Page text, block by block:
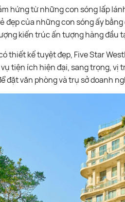
hứng từ những con sóng lấp
đẹp của những con sóng ấy
kiến trúc ấn tượng hàng đầu
thiết kế tuyệt đẹp, Five Star
tiện ích hiện đại, sang trọng, vị
đặt văn phòng và trụ sở doanh